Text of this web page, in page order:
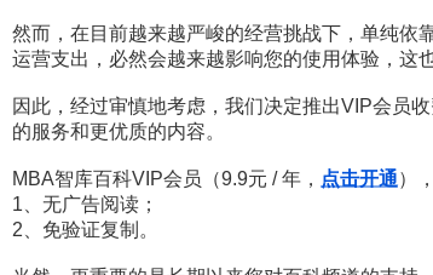
品“存金通”与
交所AU99.99的报价为基础，并加以“传世之宝”的加工费
易金额的比例支付交易手续费了。目前农行的“存金通
卓艳,张燕,李菁.对商业银行开办黄金定投业务的思考[J].
然而，在目前越来越严峻的经营挑战下，单纯依
运营支出，必然会越来越影响您的使用体验，这
因此，经过审慎地考虑，我们决定推出VIP会员
的服务和更优质的内容。
MBA智库百科VIP会员（9.9元 / 年， 点击开通）
1、无广告阅读；
2、免验证复制。